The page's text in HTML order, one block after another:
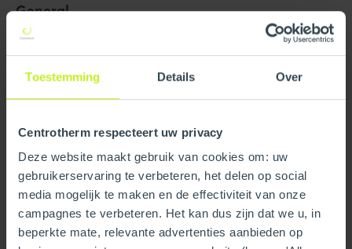
Toestemming Details Over
Centrotherm respecteert uw privacy
Deze website maakt gebruik van cookies om: uw
gebruikerservaring te verbeteren, het delen op social
media mogelijk te maken en de effectiviteit van onze
campagnes te verbeteren. Het kan dus zijn dat we u, in
beperkte mate, relevante advertenties aanbieden op
General
Product Name 8" x 45 Zero Radius Elbow
Trade name InnoFlue
Part number 250405501660
Technical
Color Gray